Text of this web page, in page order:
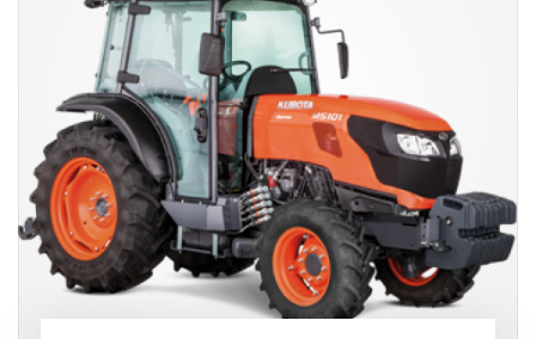
Najdete u nás širokou nabídkutraktorů různých
značek a specifikací
Zákazníkům se věnujeme sindividuální péčí
Sázíme jen našpičkovou zemědělskou techniku
zárukou.
Zajišťujeme všechny služby na jednom místě -
prodej,bazar,servis a náhradní díly.